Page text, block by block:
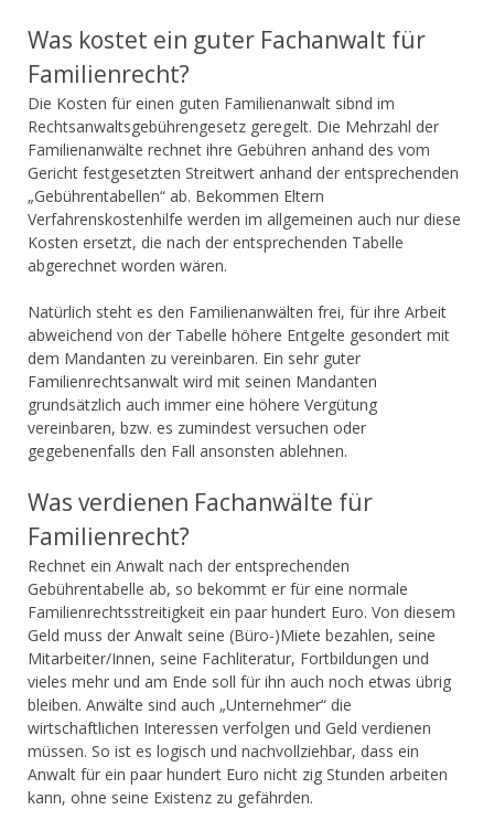
Was kostet ein guter Fachanwalt für
Familienrecht?
Die Kosten für einen guten Familienanwalt sibnd im
Rechtsanwaltsgebührengesetz geregelt. Die Mehrzahl der
Familienanwälte rechnet ihre Gebühren anhand des vom
Gericht festgesetzten Streitwert anhand der entsprechenden
„Gebührentabellen“ ab. Bekommen Eltern
Verfahrenskostenhilfe werden im allgemeinen auch nur diese
Kosten ersetzt, die nach der entsprechenden Tabelle
abgerechnet worden wären.
Natürlich steht es den Familienanwälten frei, für ihre Arbeit
abweichend von der Tabelle höhere Entgelte gesondert mit
dem Mandanten zu vereinbaren. Ein sehr guter
Familienrechtsanwalt wird mit seinen Mandanten
grundsätzlich auch immer eine höhere Vergütung
vereinbaren, bzw. es zumindest versuchen oder
gegebenenfalls den Fall ansonsten ablehnen.
Was verdienen Fachanwälte für
Familienrecht?
Rechnet ein Anwalt nach der entsprechenden
Gebührentabelle ab, so bekommt er für eine normale
Familienrechtsstreitigkeit ein paar hundert Euro. Von diesem
Geld muss der Anwalt seine (Büro-)Miete bezahlen, seine
Mitarbeiter/Innen, seine Fachliteratur, Fortbildungen und
vieles mehr und am Ende soll für ihn auch noch etwas übrig
bleiben. Anwälte sind auch „Unternehmer“ die
wirtschaftlichen Interessen verfolgen und Geld verdienen
müssen. So ist es logisch und nachvollziehbar, dass ein
Anwalt für ein paar hundert Euro nicht zig Stunden arbeiten
kann, ohne seine Existenz zu gefährden.